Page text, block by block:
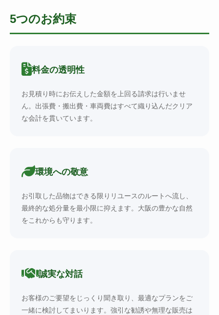
5つのお約束
料金の透明性
お見積り時にお伝えした金額を上回る請求は行いませ
ん。出張費・搬出費・車両費はすべて織り込んだクリア
な会計を貫いています。
環境への敬意
お引取した品物はできる限りリユースのルートへ流し、
最終的な処分量を最小限に抑えます。大阪の豊かな自然
をこれからも守ります。
誠実な対話
お客様のご要望をじっくり聞き取り、最適なプランをご
一緒に検討してまいります。強引な勧誘や無理な販売は